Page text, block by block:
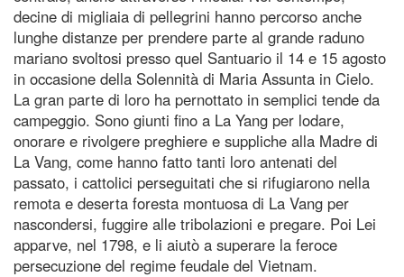
decine di migliaia di pellegrini hanno percorso anche
lunghe distanze per prendere parte al grande raduno
mariano svoltosi presso quel Santuario il 14 e 15 agosto
in occasione della Solennità di Maria Assunta in Cielo.
La gran parte di loro ha pernottato in semplici tende da
campeggio. Sono giunti fino a La Yang per lodare,
onorare e rivolgere preghiere e suppliche alla Madre di
La Vang, come hanno fatto tanti loro antenati del
passato, i cattolici perseguitati che si rifugiarono nella
remota e deserta foresta montuosa di La Vang per
nascondersi, fuggire alle tribolazioni e pregare. Poi Lei
apparve, nel 1798, e li aiutò a superare la feroce
persecuzione del regime feudale del Vietnam.